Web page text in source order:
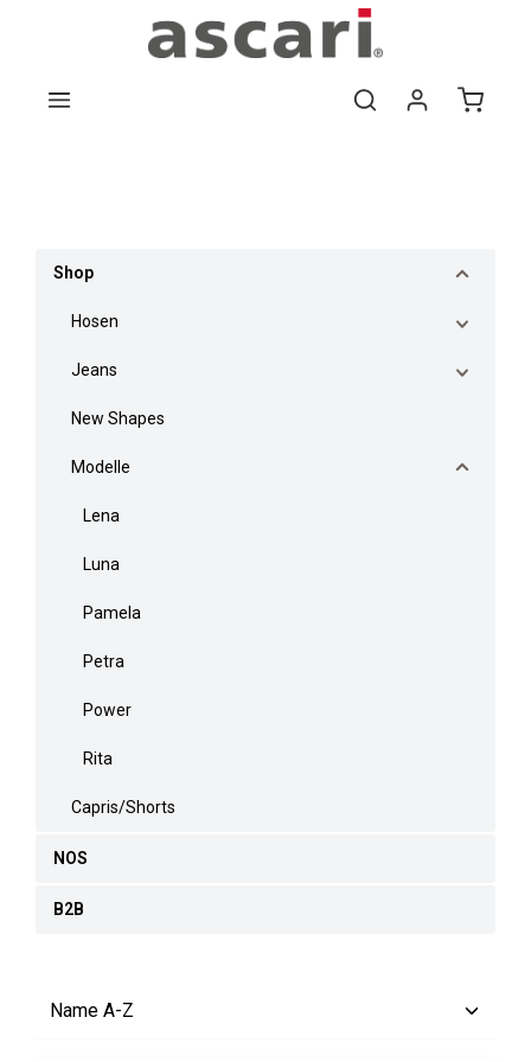
Zum Hauptinhalt springen
Shop
Hosen
Jeans
New Shapes
Modelle
Lena
Luna
Pamela
Petra
Power
Rita
Capris/Shorts
NOS
B2B